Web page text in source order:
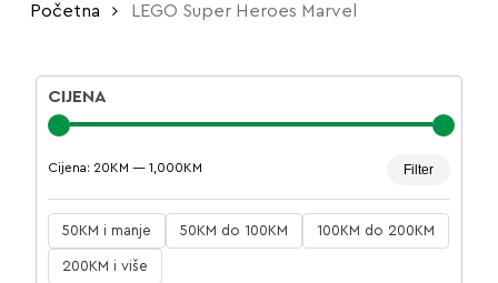
Početna LEGO Super Heroes Marvel
CIJENA
cijena
cijena
Filter
Cijena: 20KM — 1,000KM
50KM i manje 50KM do 100KM 100KM do 200KM
200KM i više